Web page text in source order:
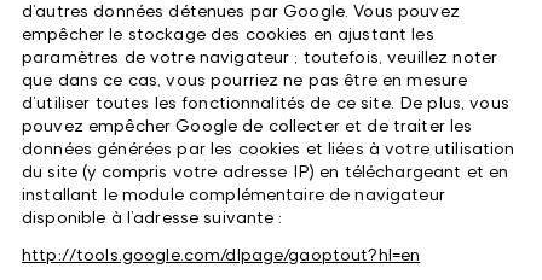
d’autres données détenues par Google. Vous pouvez
empêcher le stockage des cookies en ajustant les
paramètres de votre navigateur ; toutefois, veuillez noter
que dans ce cas, vous pourriez ne pas être en mesure
d’utiliser toutes les fonctionnalités de ce site. De plus, vous
pouvez empêcher Google de collecter et de traiter les
données générées par les cookies et liées à votre utilisation
du site (y compris votre adresse IP) en téléchargeant et en
installant le module complémentaire de navigateur
disponible à l’adresse suivante :
http://tools.google.com/dlpage/gaoptout?hl=en